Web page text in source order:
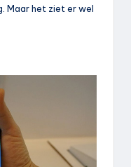
Maar het ziet er wel